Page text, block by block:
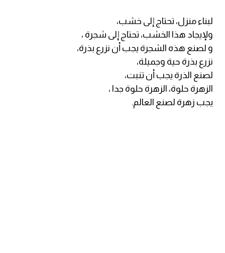
كلمات بحرف g
كلمات بحرف h
كلمات بحرف i
كلمات بحرف j
لبناء منزل، تحتاج إلى خشب،
ولإيجاد هذا الخشب، تحتاج إلى شجرة ،
و لصنع هذه الشجرة يجب أن نزرع بذرة،
نزرع بذرة حية وجميلة،
لصنع الذرة يجب أن تنبت،
الزهرة حلوة، الزهرة حلوة جدا ،
يجب زهرة لصنع العالم.